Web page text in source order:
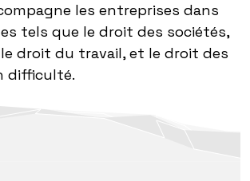
les entreprises dans
tels que le droit des sociétés,
droit du travail, et le droit des
difficulté.